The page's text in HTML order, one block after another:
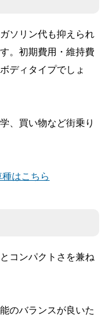
ソリン代も抑えられ
。初期費用・維持費
ディタイプでしょ
、買い物など街乗り
はこちら
コンパクトさを兼ね
のバランスが良いた